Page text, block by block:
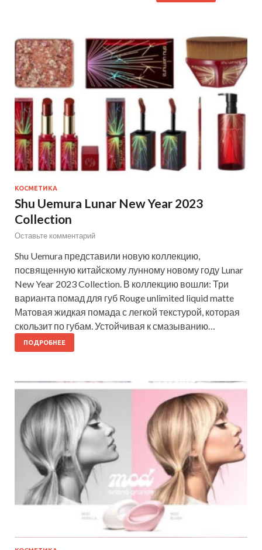
КОСМЕТИКА
Shu Uemura Lunar New Year 2023
Collection
Оставьте комментарий
Shu Uemura представили новую коллекцию,
посвященную китайскому лунному новому году Lunar
New Year 2023 Collection. В коллекцию вошли: Три
варианта помад для губ Rouge unlimited liquid matte
Матовая жидкая помада с легкой текстурой, которая
скользит по губам. Устойчивая к смазыванию…
ПОДРОБНЕЕ